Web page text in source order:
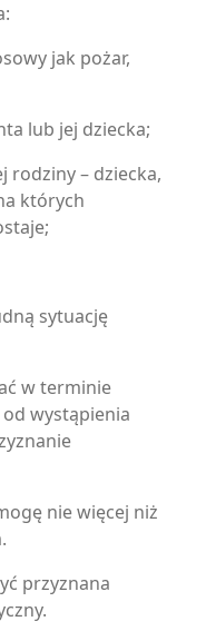
jak pożar,
lub jej dziecka;
rodziny – dziecka,
których
sytuację
w terminie
od wystąpienia
nie więcej niż
przyznana